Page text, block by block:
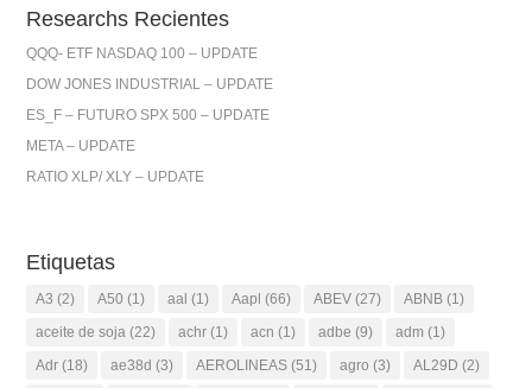
Researchs Recientes
QQQ- ETF NASDAQ 100 – UPDATE
DOW JONES INDUSTRIAL – UPDATE
ES_F – FUTURO SPX 500 – UPDATE
META – UPDATE
RATIO XLP/ XLY – UPDATE
Etiquetas
A3 (2) A50 (1) aal (1) Aapl (66) ABEV (27) ABNB (1)
aceite de soja (22) achr (1) acn (1) adbe (9) adm (1)
Adr (18) ae38d (3) AEROLINEAS (51) agro (3) AL29D (2)